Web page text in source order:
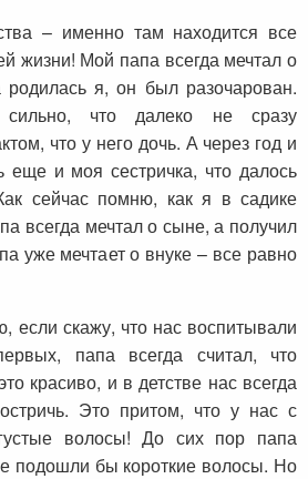
– именно там находится все
жизни! Мой папа всегда мечтал о
родилась я, он был разочарован.
сильно, что далеко не сразу
что у него дочь. А через год и
еще и моя сестричка, что далось
сейчас помню, как я в садике
всегда мечтал о сыне, а получил
уже мечтает о внуке – все равно
если скажу, что нас воспитывали
папа всегда считал, что
красиво, и в детстве нас всегда
Это притом, что у нас с
волосы! До сих пор папа
подошли бы короткие волосы. Но